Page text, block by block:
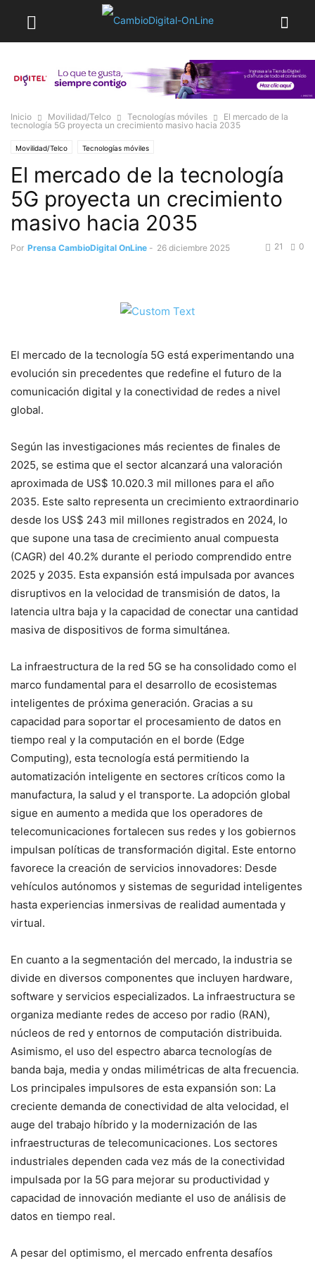
Inicio Movilidad/Telco Tecnologías móviles
El mercado de la
tecnología 5G proyecta un crecimiento masivo hacia 2035
Movilidad/Telco Tecnologías móviles
El mercado de la tecnología
5G proyecta un crecimiento
masivo hacia 2035
Por Prensa CambioDigital OnLine - 26 diciembre 2025 0
21
El mercado de la tecnología 5G está experimentando una
evolución sin precedentes que redefine el futuro de la
comunicación digital y la conectividad de redes a nivel
global.
Según las investigaciones más recientes de finales de
2025, se estima que el sector alcanzará una valoración
aproximada de US$ 10.020.3 mil millones para el año
2035. Este salto representa un crecimiento extraordinario
desde los US$ 243 mil millones registrados en 2024, lo
que supone una tasa de crecimiento anual compuesta
(CAGR) del 40.2% durante el periodo comprendido entre
2025 y 2035. Esta expansión está impulsada por avances
disruptivos en la velocidad de transmisión de datos, la
latencia ultra baja y la capacidad de conectar una cantidad
masiva de dispositivos de forma simultánea.
La infraestructura de la red 5G se ha consolidado como el
marco fundamental para el desarrollo de ecosistemas
inteligentes de próxima generación. Gracias a su
capacidad para soportar el procesamiento de datos en
tiempo real y la computación en el borde (Edge
Computing), esta tecnología está permitiendo la
automatización inteligente en sectores críticos como la
manufactura, la salud y el transporte. La adopción global
sigue en aumento a medida que los operadores de
telecomunicaciones fortalecen sus redes y los gobiernos
impulsan políticas de transformación digital. Este entorno
favorece la creación de servicios innovadores: Desde
vehículos autónomos y sistemas de seguridad inteligentes
hasta experiencias inmersivas de realidad aumentada y
virtual.
En cuanto a la segmentación del mercado, la industria se
divide en diversos componentes que incluyen hardware,
software y servicios especializados. La infraestructura se
organiza mediante redes de acceso por radio (RAN),
núcleos de red y entornos de computación distribuida.
Asimismo, el uso del espectro abarca tecnologías de
banda baja, media y ondas milimétricas de alta frecuencia.
Los principales impulsores de esta expansión son: La
creciente demanda de conectividad de alta velocidad, el
auge del trabajo híbrido y la modernización de las
infraestructuras de telecomunicaciones. Los sectores
industriales dependen cada vez más de la conectividad
impulsada por la 5G para mejorar su productividad y
capacidad de innovación mediante el uso de análisis de
datos en tiempo real.
A pesar del optimismo, el mercado enfrenta desafíos